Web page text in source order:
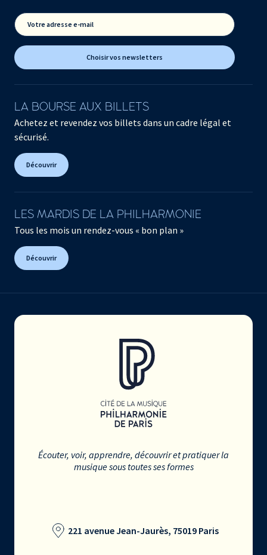
Votre adresse e-mail
Choisir vos newsletters
LA BOURSE AUX BILLETS
Achetez et revendez vos billets dans un cadre légal et
sécurisé.
Découvrir
LES MARDIS DE LA PHILHARMONIE
Tous les mois un rendez-vous « bon plan »
Découvrir
Écouter, voir, apprendre, découvrir et pratiquer la
musique sous toutes ses formes
221 avenue Jean-Jaurès, 75019 Paris